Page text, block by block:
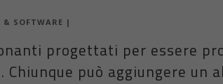
& SOFTWARE |
progettati per essere
può aggiungere un